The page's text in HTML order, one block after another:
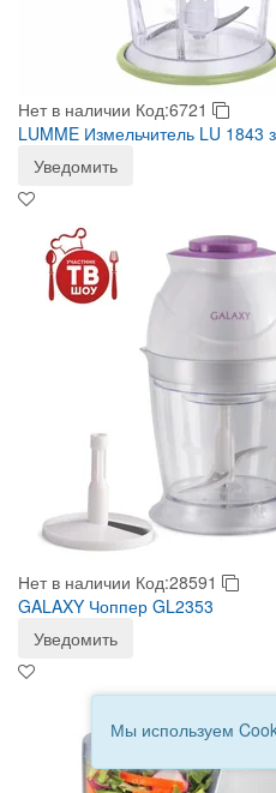
Нет в наличии Код:6721
LUMME Измельчитель LU 1843
Уведомить
Нет в наличии Код:28591
GALAXY Чоппер GL2353
Уведомить
Мы используем